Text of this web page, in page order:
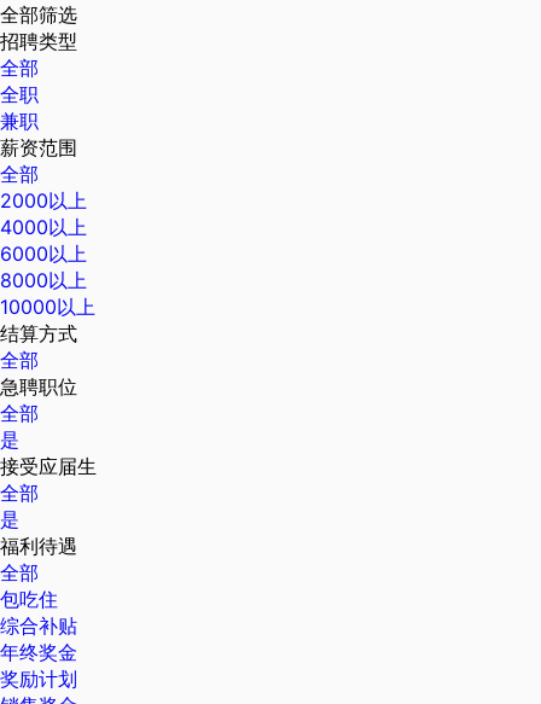
全部筛选
招聘类型
全部
全职
兼职
薪资范围
全部
2000以上
4000以上
6000以上
8000以上
10000以上
结算方式
全部
急聘职位
全部
是
接受应届生
全部
是
福利待遇
全部
包吃住
综合补贴
年终奖金
奖励计划